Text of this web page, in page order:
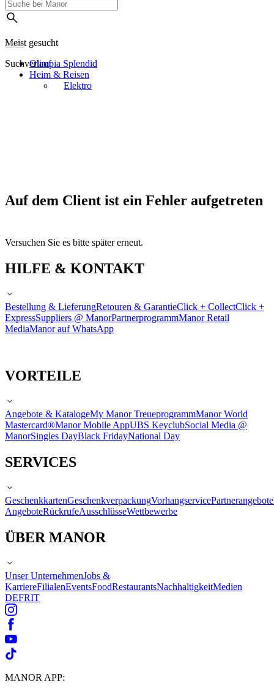
Meist gesucht
SuchverlaufOlimpia Splendid
Heim & Reisen
Elektro
Auf dem Client ist ein Fehler aufgetreten
Versuchen Sie es bitte später erneut.
HILFE & KONTAKT
Bestellung & LieferungRetouren & GarantieClick + CollectClick +
ExpressSuppliers @ ManorPartnerprogrammManor Retail
MediaManor auf WhatsApp
VORTEILE
Angebote & KatalogeMy Manor TreueprogrammManor World
Mastercard®Manor Mobile AppUBS KeyclubSocial Media @
ManorSingles DayBlack FridayNational Day
SERVICES
GeschenkkartenGeschenkverpackungVorhangservicePartnerangebote
AngeboteRückrufeAusschlüsseWettbewerbe
ÜBER MANOR
Unser UnternehmenJobs &
KarriereFilialenEventsFoodRestaurantsNachhaltigkeitMedien
DEFRIT
MANOR APP: